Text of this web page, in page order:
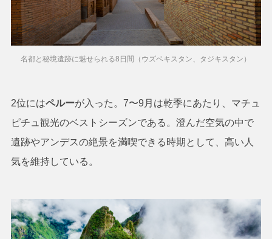
名都と秘境遺跡に魅せられる8日間（ウズベキスタン、タジキスタン）
2位にはペルーが入った。7〜9月は乾季にあたり、マチュ
ピチュ観光のベストシーズンである。澄んだ空気の中で
遺跡やアンデスの絶景を満喫できる時期として、高い人
気を維持している。